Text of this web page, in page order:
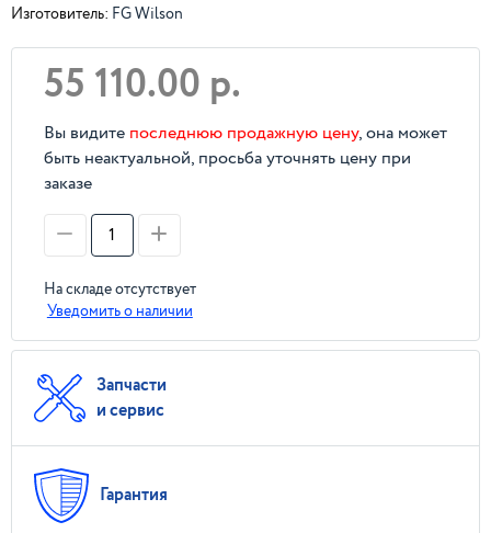
Изготовитель: FG Wilson
55 110.00 р.
Вы видите последнюю продажную цену, она может
быть неактуальной, просьба уточнять цену при
заказе
На складе отсутствует
Уведомить о наличии
Запчасти
и сервис
Гарантия